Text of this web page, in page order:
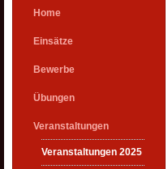
Home
Einsätze
Bewerbe
Übungen
Veranstaltungen
Veranstaltungen 2025